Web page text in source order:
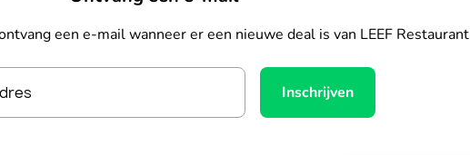
een e-mail wanneer er een nieuwe deal is van LEEF Restaurant
Inschrijven